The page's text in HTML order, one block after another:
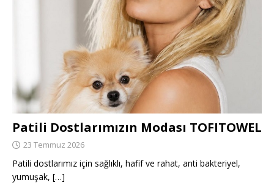
Patili Dostlarımızın Modası TOFITOWEL
23 Temmuz 2026
Patili dostlarımız için sağlıklı, hafif ve rahat, anti bakteriyel,
yumuşak, […]